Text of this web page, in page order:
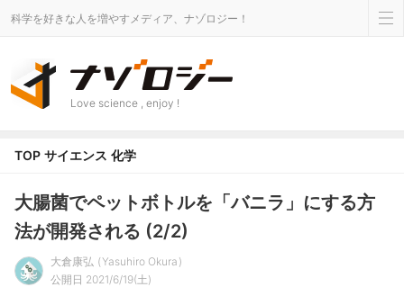
科学を好きな人を増やすメディア、ナゾロジー！
Love science , enjoy !
TOP サイエンス 化学
大腸菌でペットボトルを「バニラ」にする方
法が開発される (2/2)
大倉康弘
Yasuhiro Okura
公開日 2021/6/19(土)